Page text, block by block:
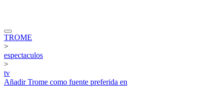
TROME
>
espectaculos
>
tv
AñadirTrome como fuente preferida en